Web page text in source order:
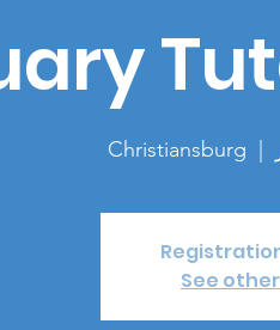
Christiansburg
See